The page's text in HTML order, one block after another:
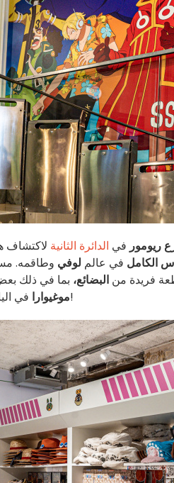
في الدائرة الثانية لاكتشاف
الكامل في عالم لوفي وطاقمه.
فريدة من البضائع، بما في ذلك
موغيوارافي اليابان. متعة حقيقية لهواة الجمع!